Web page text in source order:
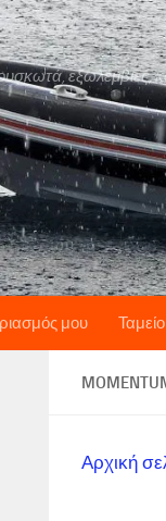
εξωλέμβιες,
μου Ταμείο
Αρχική